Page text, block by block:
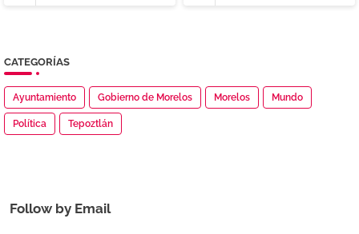
CATEGORÍAS
Ayuntamiento Gobierno de Morelos Morelos Mundo
Política Tepoztlán
Follow by Email